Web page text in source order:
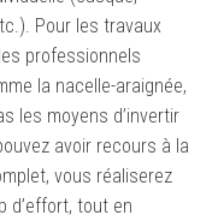
Pour les travaux
professionnels
la nacelle-araignée,
les moyens d’invertir
avoir recours à la
vous réaliserez
d’effort, tout en